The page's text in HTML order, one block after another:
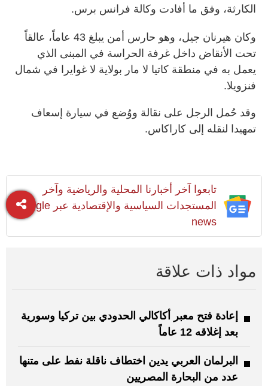
الكارثة، وفق ما أفادت وكالة فرانس برس.
وكان هيرنان جيل، وهو حارس أمن يبلغ 43 عاماً، عالقاً
تحت الأنقاض داخل غرفة الحراسة في المبنى الذي
يعمل به في منطقة كاتيا لا مار بولاية لا غوايرا في شمال
فنزويلا.
وقد حُمل الرجل على نقالة ووُضع في سيارة إسعاف
تمهيدا لنقله إلى كاراكاس.
تابعوا آخر أخبارنا المحلية والرياضية وآخر
المستجدات السياسية والإقتصادية عبر Google
news
مواد ذات علاقة
إعادة فتح معبر أكاكالي الحدودي بين تركيا وسورية
بعد إغلاقه 12 عاماً
البرلمان العربي يدين اختطاف ناقلة نفط على متنها
عدد من البحارة المصريين